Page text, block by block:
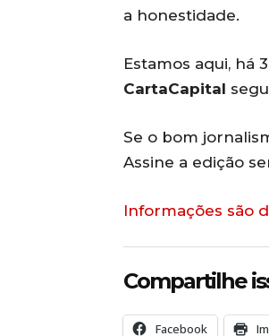
a honestidade.
Estamos aqui, há
CartaCapital
Se o bom
Assine a edição
Informações são
Compartilhe
Facebook